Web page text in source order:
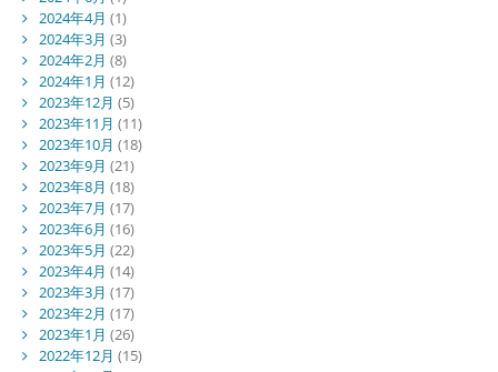
2024年4月 (1)
2024年3月 (3)
2024年2月 (8)
2024年1月 (12)
2023年12月 (5)
2023年11月 (11)
2023年10月 (18)
2023年9月 (21)
2023年8月 (18)
2023年7月 (17)
2023年6月 (16)
2023年5月 (22)
2023年4月 (14)
2023年3月 (17)
2023年2月 (17)
2023年1月 (26)
2022年12月 (15)